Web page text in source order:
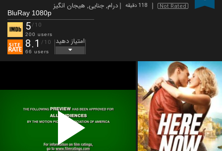
Not Rated 118 دقیقه درام,جنایی, هیجان انگیز
BluRay 1080p
5/10
200 users
8.1 /10
66 users
امتیاز دهید